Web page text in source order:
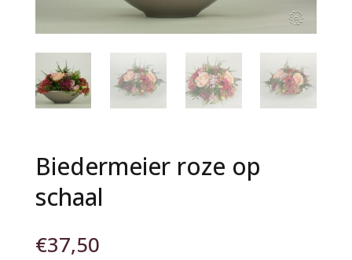
Biedermeier roze op
schaal
€37,50